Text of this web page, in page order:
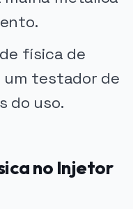
física de
um testador de
do uso.
no Injetor